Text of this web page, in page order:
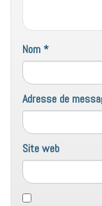
Nom*
Adresse de
Site web